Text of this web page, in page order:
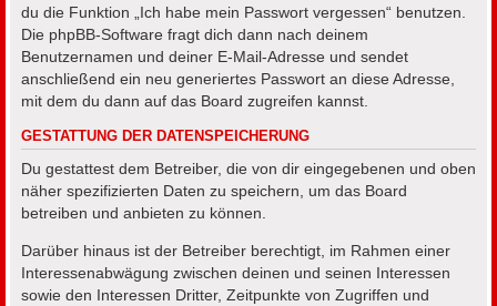
du die Funktion „Ich habe mein Passwort vergessen“ benutzen.
Die phpBB-Software fragt dich dann nach deinem
Benutzernamen und deiner E-Mail-Adresse und sendet
anschließend ein neu generiertes Passwort an diese Adresse,
mit dem du dann auf das Board zugreifen kannst.
GESTATTUNG DER DATENSPEICHERUNG
Du gestattest dem Betreiber, die von dir eingegebenen und oben
näher spezifizierten Daten zu speichern, um das Board
betreiben und anbieten zu können.
Darüber hinaus ist der Betreiber berechtigt, im Rahmen einer
Interessenabwägung zwischen deinen und seinen Interessen
sowie den Interessen Dritter, Zeitpunkte von Zugriffen und